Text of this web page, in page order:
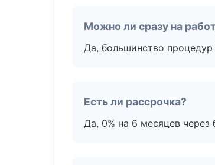
Можно ли сразу на
Да, большинство
Есть ли рассрочка?
Да, 0% на 6 месяцев через